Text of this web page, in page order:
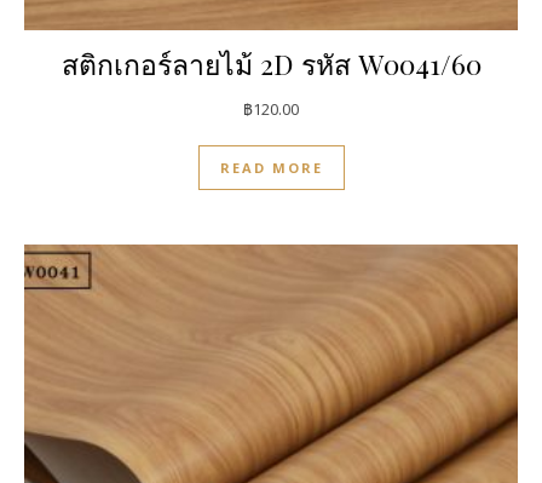
สติกเกอร์ลายไม้ 2D รหัส W0041/60
฿120.00
READ MORE